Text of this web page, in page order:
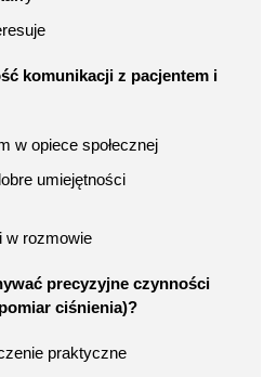
komunikacji z pacjentem i
w opiece społecznej
umiejętności
w rozmowie
precyzyjne czynności
ciśnienia)?
praktyczne